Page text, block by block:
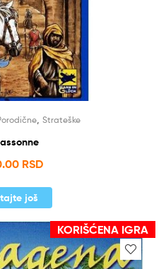
Strateške
RSD
još
KORIŠĆENA IGRA